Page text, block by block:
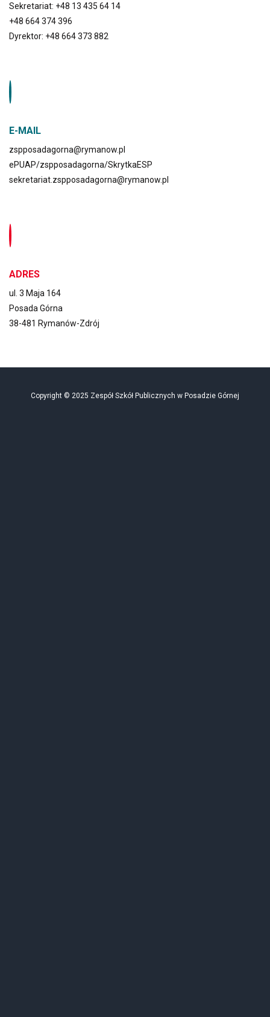
Sekretariat: +48 13 435 64 14
+48 664 374 396
Dyrektor: +48 664 373 882
E-MAIL
zspposadagorna@rymanow.pl
ePUAP/zspposadagorna/SkrytkaESP
sekretariat.zspposadagorna@rymanow.pl
ADRES
ul. 3 Maja 164
Posada Górna
38-481 Rymanów-Zdrój
Copyright © 2025 Zespół Szkół Publicznych w Posadzie Górnej